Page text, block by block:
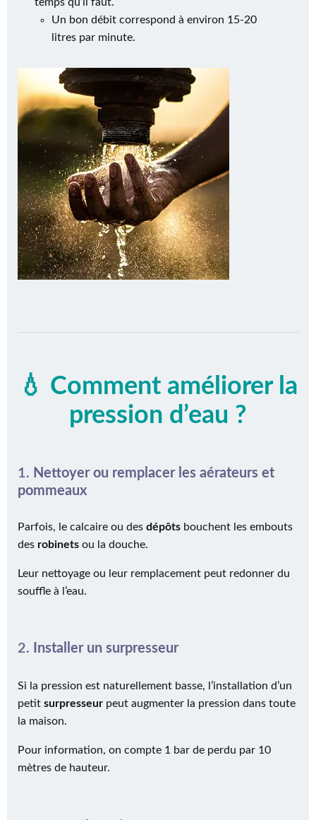
Un bon débit correspond à environ 15-20
litres par minute.
💧 Comment améliorer la
pression d’eau ?
1. Nettoyer ou remplacer les aérateurs et
pommeaux
Parfois, le calcaire ou des dépôts bouchent les embouts
des robinets ou la douche.
Leur nettoyage ou leur remplacement peut redonner du
souffle à l’eau.
2. Installer un surpresseur
Si la pression est naturellement basse, l’installation d’un
petit surpresseur peut augmenter la pression dans toute
la maison.
Pour information, on compte 1 bar de perdu par 10
mètres de hauteur.